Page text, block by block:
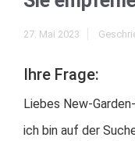
27. Mai 2023
Ihre Frage:
Liebes New-
ich bin auf der